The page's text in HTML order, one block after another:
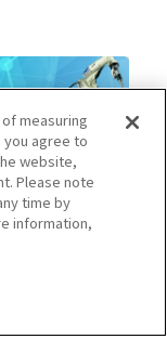
measuring
you agree to
website,
Please note
time by
information,